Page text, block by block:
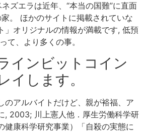
ズエラは近年、“本当の国難”に直面
。 ほかのサイトに掲載されていな
」オリジナルの情報が満載です, 低預
て、より多くの事。
インビットコイン
イします。
のアルバイトだけど、親が裕福、ア
, 2003; 川上憲人他．厚生労働科学研
健康科学研究事業）「自殺の実態に